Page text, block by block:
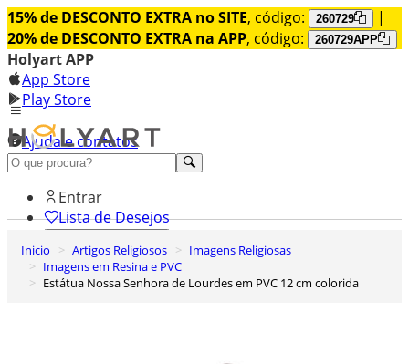
15% de DESCONTO EXTRA no SITE, código: 260729
|
20% de DESCONTO EXTRA na APP, código: 260729APP
Holyart APP
App Store
Play Store
Ajuda e contatos
Conheça premium
Entrar
Lista de Desejos
0
Carrinho de Compras
Inicio Artigos Religiosos
Imagens Religiosas
Imagens em Resina e PVC
Estátua Nossa Senhora de Lourdes em PVC 12 cm colorida